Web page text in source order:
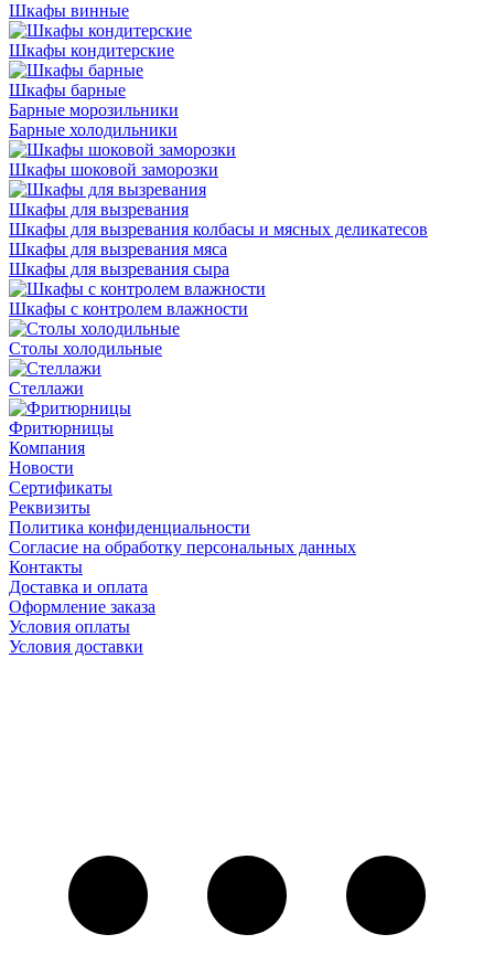
Шкафы винные
Шкафы кондитерские
Шкафы барные
Барные морозильники
Барные холодильники
Шкафы шоковой заморозки
Шкафы для вызревания
Шкафы для вызревания колбасы и мясных деликатесов
Шкафы для вызревания мяса
Шкафы для вызревания сыра
Шкафы с контролем влажности
Столы холодильные
Стеллажи
Фритюрницы
Компания
Новости
Сертификаты
Реквизиты
Политика конфиденциальности
Согласие на обработку персональных данных
Контакты
Доставка и оплата
Оформление заказа
Условия оплаты
Условия доставки